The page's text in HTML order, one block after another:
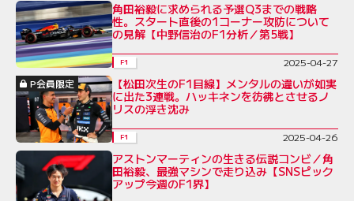
角田裕毅に求められる予選Q3までの戦略
性。スタート直後の1コーナー攻防について
の見解【中野信治のF1分析／第5戦】
F1
2025-04-27
P会員限定
【松田次生のF1目線】メンタルの違いが如実
に出た3連戦。ハッキネンを彷彿とさせるノ
リスの浮き沈み
F1 2025-04-26
アストンマーティンの生きる伝説コンビ／角
田裕毅、最強マシンで走り込み【SNSピック
アップ今週のF1界】